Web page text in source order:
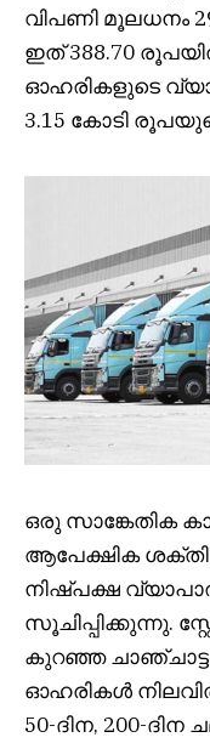
വിപണി മൂലധനം
ഇത് 388.70
ഓഹരികളുടെ
3.15 കോടി
ഒരു സാങ്കേതിക
ആപേക്ഷിക
നിഷ്പക്ഷ
സൂചിപ്പിക്കുന്നു.
കുറഞ്ഞ
ഓഹരികൾ നിലവിൽ
50-ദിന, 200-ദിന